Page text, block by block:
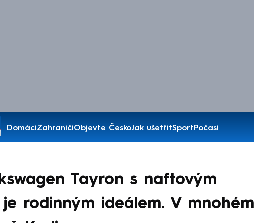
DomácíZahraničíObjevte ČeskoJak ušetřitSportPočasí
Pořady
Tayron s naftovým
rodinným ideálem. V mnohém